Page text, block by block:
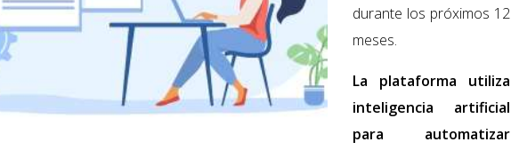
durante los próximos 12
meses.
La plataforma utiliza
inteligencia artificial
para automatizar